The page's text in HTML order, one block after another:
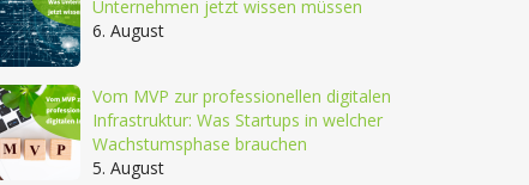
Unternehmen jetzt wissen müssen
6. August
Vom MVP zur professionellen digitalen
Infrastruktur: Was Startups in welcher
Wachstumsphase brauchen
5. August